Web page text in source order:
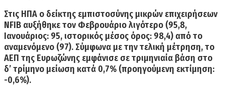
Στις ΗΠΑ ο δείκτης εμπιστοσύνης μικρών επιχειρήσεων
NFIB αυξήθηκε τον Φεβρουάριο λιγότερο (95,8,
Ιανουάριος: 95, ιστορικός μέσος όρος: 98,4) από το
αναμενόμενο (97). Σύμφωνα με την τελική μέτρηση, το
ΑΕΠ της Ευρωζώνης εμφάνισε σε τριμηνιαία βάση στο
δ’ τρίμηνο μείωση κατά 0,7% (προηγούμενη εκτίμηση:
-0,6%).